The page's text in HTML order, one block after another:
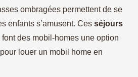
ombragées permettent de se
enfants s’amusent. Ces séjours
font des mobil-homes une option
louer un mobil home en